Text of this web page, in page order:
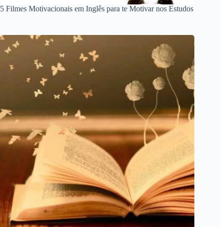
5 Filmes Motivacionais em Inglês para te Motivar nos Estudos